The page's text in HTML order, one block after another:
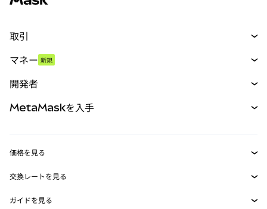
取引
パーペチュアル
RWA
マネー 新規
開発者
MetaMask Connect
Snaps
MetaMaskを入手
セキュリティ
価格を見る
イーサリアムの価格
Solanaの価格
交換レートを見る
ETH→USD
ガイドを見る